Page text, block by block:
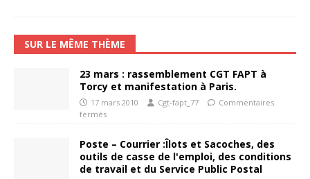
SUR LE MÊME THÈME
23 mars : rassemblement CGT FAPT à
Torcy et manifestation à Paris.
17 mars 2010 Cgt-fapt_77
Commentaires
fermés
Poste – Courrier :Îlots et Sacoches, des
outils de casse de l'emploi, des conditions
de travail et du Service Public Postal